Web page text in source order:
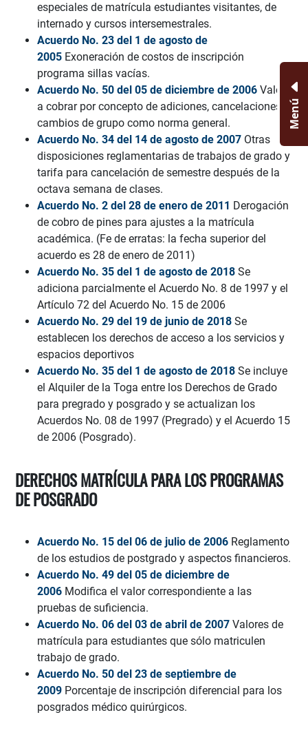
especiales de matrícula estudiantes visitantes, de
internado y cursos intersemestrales.
Acuerdo No. 23 del 1 de agosto de
2005 Exoneración de costos de inscripción
programa sillas vacías.
Acuerdo No. 50 del 05 de diciembre de 2006 Valor
a cobrar por concepto de adiciones, cancelaciones y
cambios de grupo como norma general.
Acuerdo No. 34 del 14 de agosto de 2007 Otras
disposiciones reglamentarias de trabajos de grado y
tarifa para cancelación de semestre después de la
octava semana de clases.
Acuerdo No. 2 del 28 de enero de 2011 Derogación
de cobro de pines para ajustes a la matrícula
académica. (Fe de erratas: la fecha superior del
acuerdo es 28 de enero de 2011)
Acuerdo No. 35 del 1 de agosto de 2018 Se
adiciona parcialmente el Acuerdo No. 8 de 1997 y el
Artículo 72 del Acuerdo No. 15 de 2006
Acuerdo No. 29 del 19 de junio de 2018 Se
establecen los derechos de acceso a los servicios y
espacios deportivos
Acuerdo No. 35 del 1 de agosto de 2018 Se incluye
el Alquiler de la Toga entre los Derechos de Grado
para pregrado y posgrado y se actualizan los
Acuerdos No. 08 de 1997 (Pregrado) y el Acuerdo 15
de 2006 (Posgrado).
DERECHOS MATRÍCULA PARA LOS PROGRAMAS
DE POSGRADO
Acuerdo No. 15 del 06 de julio de 2006 Reglamento
de los estudios de postgrado y aspectos financieros.
Acuerdo No. 49 del 05 de diciembre de
2006 Modifica el valor correspondiente a las
pruebas de suficiencia.
Acuerdo No. 06 del 03 de abril de 2007 Valores de
matrícula para estudiantes que sólo matriculen
trabajo de grado.
Acuerdo No. 50 del 23 de septiembre de
2009 Porcentaje de inscripción diferencial para los
posgrados médico quirúrgicos.
Menú